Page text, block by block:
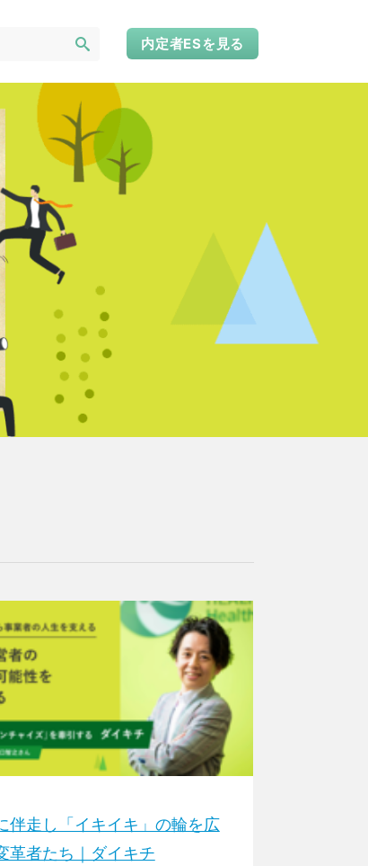
内定者ESを見る
伴走し「イキイキ」の輪を広
革者たち｜ダイキチ